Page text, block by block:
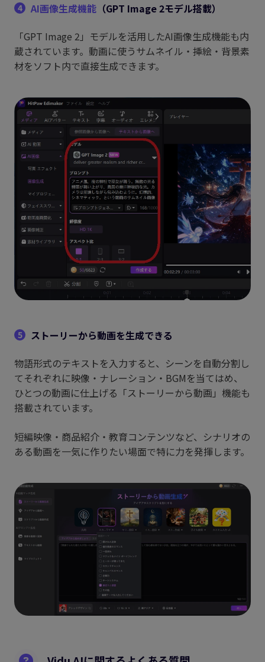
4 AI画像生成機能 （GPT Image 2モデル搭載）
「GPT Image 2」モデルを活用したAI画像生成機能も内
蔵されています。動画に使うサムネイル・挿絵・背景素
材をソフト内で直接生成できます。
5
ストーリーから動画を生成できる
物語形式のテキストを入力すると、シーンを自動分割し
てそれぞれに映像・ナレーション・BGMを当てはめ、
ひとつの動画に仕上げる「ストーリーから動画」機能も
搭載されています。
短編映像・商品紹介・教育コンテンツなど、シナリオの
ある動画を一気に作りたい場面で特に力を発揮します。